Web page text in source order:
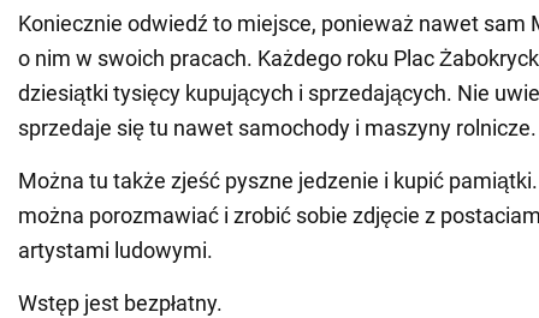
Koniecznie odwiedź to miejsce, ponieważ nawet sam
o nim w swoich pracach. Każdego roku Plac
dziesiątki tysięcy kupujących i sprzedających. Nie
sprzedaje się tu nawet samochody i maszyny rolnicze.
Można tu także zjeść pyszne jedzenie i kupić
można porozmawiać i zrobić sobie zdjęcie z
artystami ludowymi.
Wstęp jest bezpłatny.